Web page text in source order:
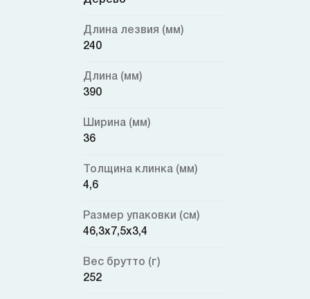
Длина лезвия (мм)
240
Длина (мм)
390
Ширина (мм)
36
Толщина клинка (мм)
4,6
Размер упаковки (см)
46,3x7,5x3,4
Вес брутто (г)
252